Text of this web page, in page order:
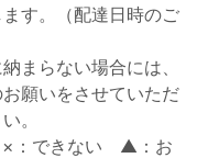
す。（配達日時のご
まらない場合には、
願いをさせていただ
。
×：できない ▲：お